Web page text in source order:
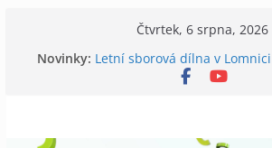
Čtvrtek, 6 srpna, 2026
Novinky:
Galerii vládne Ticho Petra
Letní sborová dílna v Lomnici
Chovatelé si připomněli 120